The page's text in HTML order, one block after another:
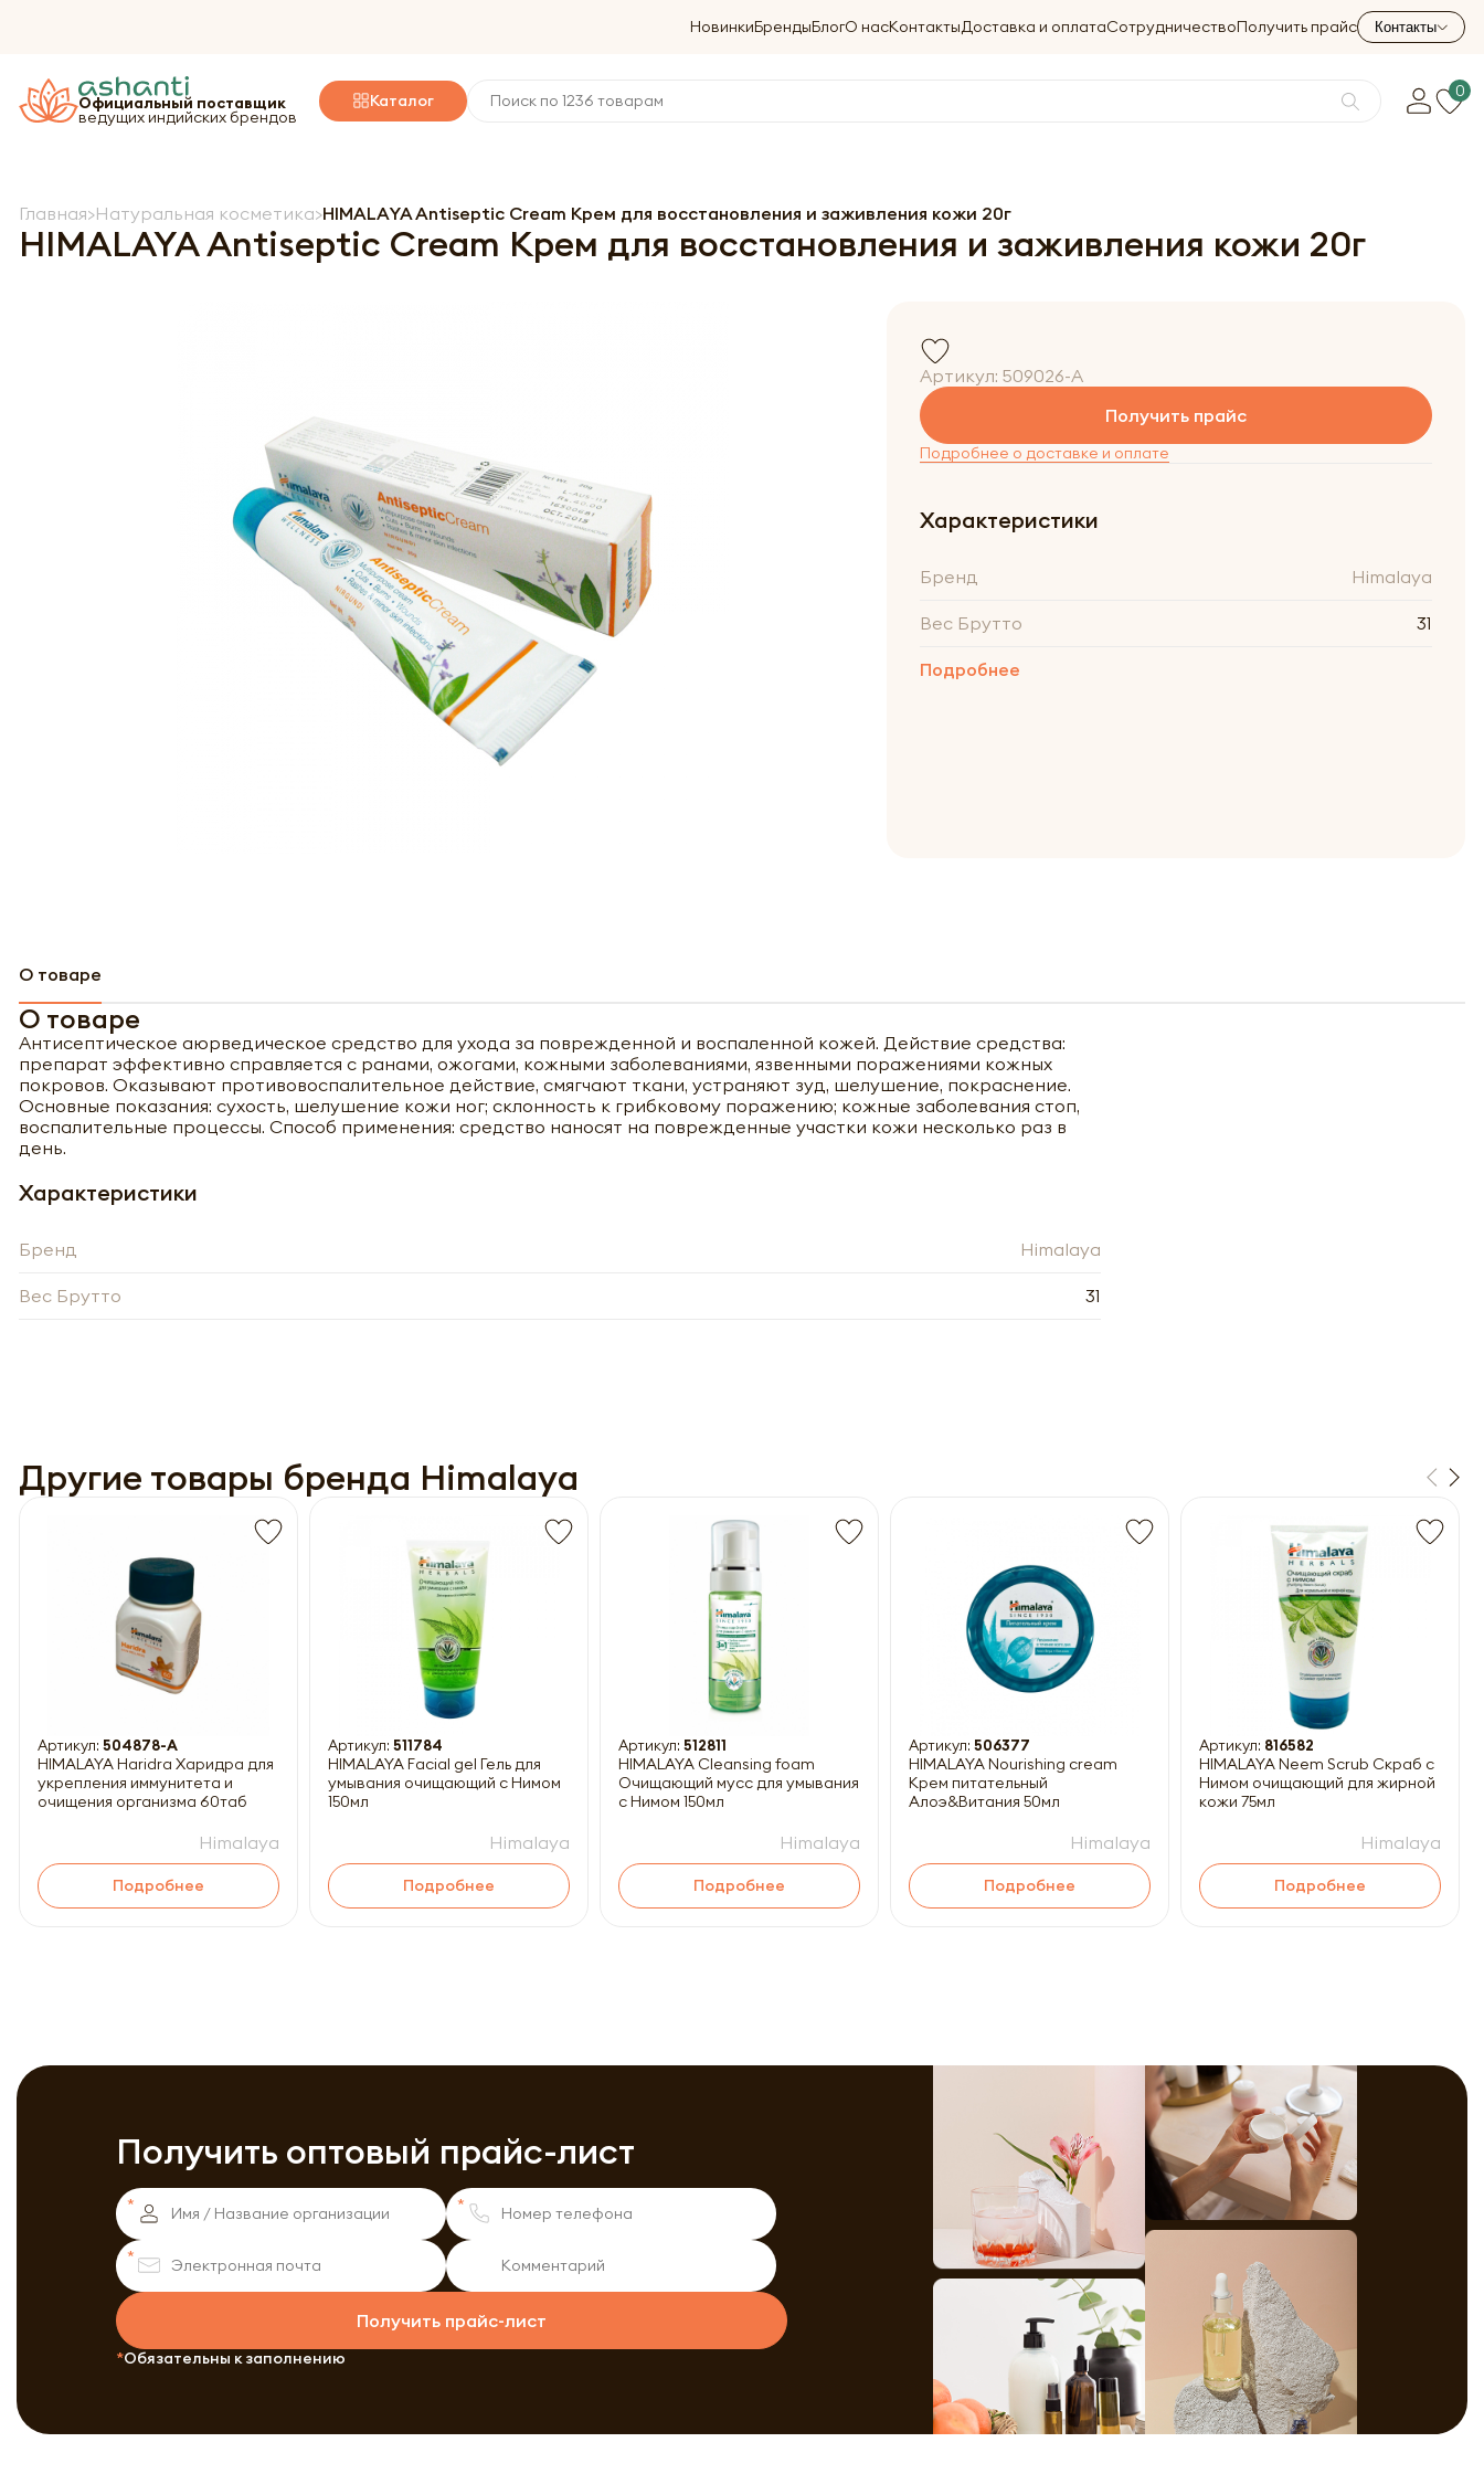
НовинкиБрендыБлогО насКонтактыДоставка и оплатаСотрудничествоПолучить прайс Контакты
Официальный поставщик
ведущих индийских брендов
Каталог 0
Главная Натуральная косметика HIMALAYA Antiseptic Cream Крем для восстановления и заживления кожи 20г
HIMALAYA Antiseptic Cream Крем для восстановления и заживления кожи 20г
Артикул: 509026-A
Получить прайс
Подробнее о доставке и оплате
Характеристики
Бренд Himalaya
Вес Брутто 31
Подробнее
О товаре
О товаре
Антисептическое аюрведическое средство для ухода за поврежденной и воспаленной кожей. Действие средства:
препарат эффективно справляется с ранами, ожогами, кожными заболеваниями, язвенными поражениями кожных
покровов. Оказывают противовоспалительное действие, смягчают ткани, устраняют зуд, шелушение, покраснение.
Основные показания: сухость, шелушение кожи ног; склонность к грибковому поражению; кожные заболевания стоп,
воспалительные процессы. Способ применения: средство наносят на поврежденные участки кожи несколько раз в
день.
Характеристики
Бренд Himalaya
Вес Брутто 31
Другие товары бренда Himalaya
Артикул: 504878-A
HIMALAYA Haridra Харидра для
укрепления иммунитета и
очищения организма 60таб
Himalaya
Подробнее
Артикул: 511784
HIMALAYA Facial gel Гель для
умывания очищающий с Нимом
150мл
Himalaya
Подробнее
Артикул: 512811
HIMALAYA Cleansing foam
Очищающий мусс для умывания
с Нимом 150мл
Himalaya
Подробнее
Артикул: 506377
HIMALAYA Nourishing cream
Крем питательный
Алоэ&Витания 50мл
Himalaya
Подробнее
Артикул: 816582
HIMALAYA Neem Scrub Скраб с
Нимом очищающий для жирной
кожи 75мл
Himalaya
Подробнее
Получить оптовый прайс-лист
Получить прайс-лист
Обязательны к заполнению
Получить прайс-лист
Обязательны к заполнению